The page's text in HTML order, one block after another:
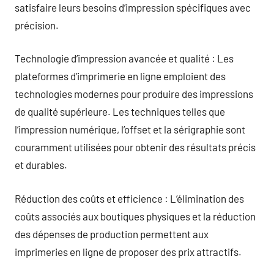
satisfaire leurs besoins d’impression spécifiques avec
précision.
Technologie d’impression avancée et qualité : Les
plateformes d’imprimerie en ligne emploient des
technologies modernes pour produire des impressions
de qualité supérieure. Les techniques telles que
l’impression numérique, l’offset et la sérigraphie sont
couramment utilisées pour obtenir des résultats précis
et durables.
Réduction des coûts et efficience : L’élimination des
coûts associés aux boutiques physiques et la réduction
des dépenses de production permettent aux
imprimeries en ligne de proposer des prix attractifs.